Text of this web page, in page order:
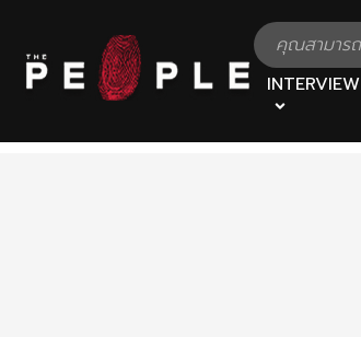
INTERVIEW